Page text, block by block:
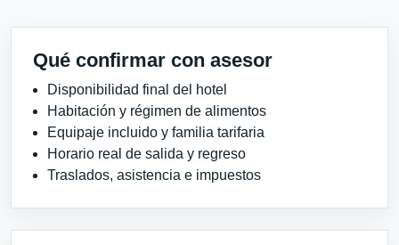
Qué confirmar con asesor
Disponibilidad final del hotel
Habitación y régimen de alimentos
Equipaje incluido y familia tarifaria
Horario real de salida y regreso
Traslados, asistencia e impuestos